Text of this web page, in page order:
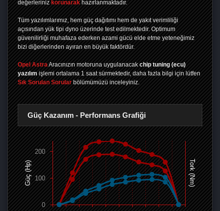
değerleriniz korunarak hazırlanmaktadır.
Tüm yazılımlarımız, hem güç dağıtımı hem de yakıt verimliliği
açısından yük tipi dyno üzerinde test edilmektedir. Optimum
güvenilirliği muhafaza ederken azami gücü elde etme yeteneğimiz
bizi diğerlerinden ayıran en büyük faktördür.
Opel AstraAracınızın motoruna uygulanacak chip tuning (ecu)
yazılım işlemi ortalama 1 saat sürmektedir, daha fazla bilgi için lütfen
Sık Sorulan Sorular bölümümüzü inceleyiniz.
Güç Kazanım - Performans Grafiği
Güç (Hp) Tork (Nm)
0
100
200